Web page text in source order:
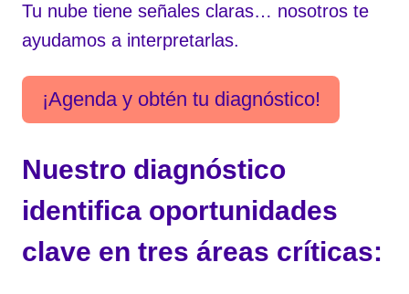
Tu nube tiene señales claras… nosotros te
ayudamos a interpretarlas.
¡Agenda y obtén tu diagnóstico!
Nuestro diagnóstico
identifica oportunidades
clave en tres áreas críticas: